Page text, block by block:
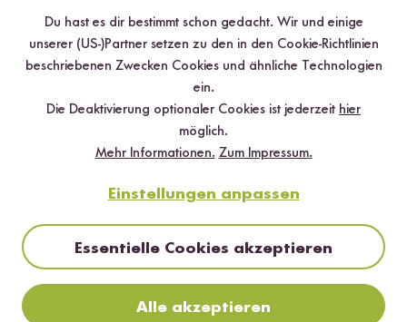
Jetzt sichern
*Das Digitale Rezeptbuch wird dir nach vollständiger Anmeldung zum Newsletter
Du hast es dir bestimmt schon gedacht. Wir und einige
unserer (US-)Partner setzen zu den in den Cookie-Richtlinien
beschriebenen Zwecken Cookies und ähnliche Technologien
ein.
Die Deaktivierung optionaler Cookies ist jederzeit hier
möglich.
Mehr Informationen. Zum Impressum.
Einstellungen anpassen
Essentielle Cookies akzeptieren
Alle akzeptieren